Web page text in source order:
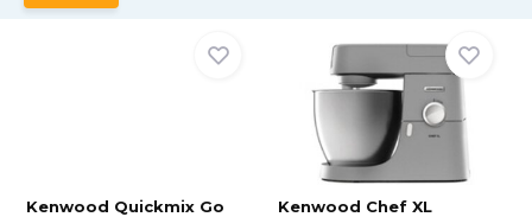
Kenwood Quickmix Go
Kenwood Chef XL